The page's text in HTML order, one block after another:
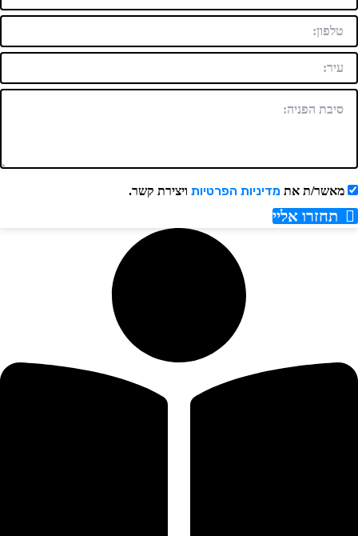
מאשר/ת אתמדיניות הפרטיותויצירת קשר.
תחזרו אליי